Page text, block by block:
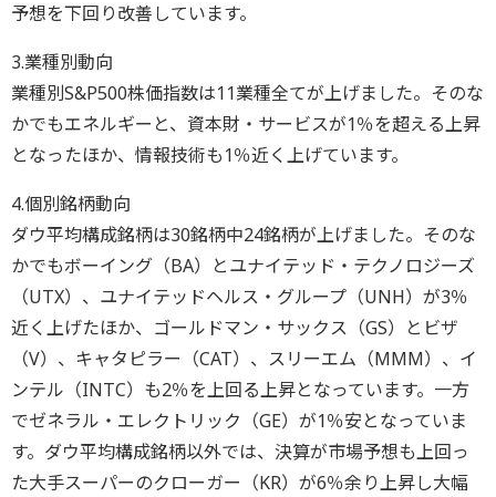
予想を下回り改善しています。
3.業種別動向
業種別S&P500株価指数は11業種全てが上げました。そのな
かでもエネルギーと、資本財・サービスが1％を超える上昇
となったほか、情報技術も1％近く上げています。
4.個別銘柄動向
ダウ平均構成銘柄は30銘柄中24銘柄が上げました。そのな
かでもボーイング（BA）とユナイテッド・テクノロジーズ
（UTX）、ユナイテッドヘルス・グループ（UNH）が3％
近く上げたほか、ゴールドマン・サックス（GS）とビザ
（V）、キャタピラー（CAT）、スリーエム（MMM）、イ
ンテル（INTC）も2％を上回る上昇となっています。一方
でゼネラル・エレクトリック（GE）が1％安となっていま
す。ダウ平均構成銘柄以外では、決算が市場予想も上回っ
た大手スーパーのクローガー（KR）が6％余り上昇し大幅